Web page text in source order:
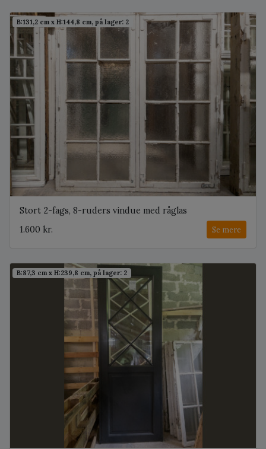
B:131,2 cm x H:144,8 cm, på lager: 2
Stort 2-fags, 8-ruders vindue med råglas
1.600 kr.
Se mere
B:87,3 cm x H:239,8 cm, på lager: 2